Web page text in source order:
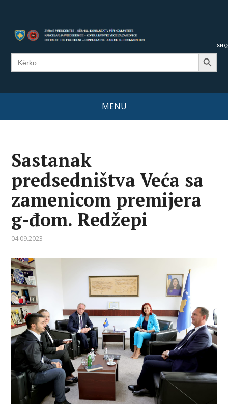
Search
for:
Search Button
MENU
Sastanak
predsedništva Veća sa
zamenicom premijera
g-đom. Redžepi
04.09.2023